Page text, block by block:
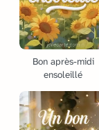
Bon après-midi
ensoleillé